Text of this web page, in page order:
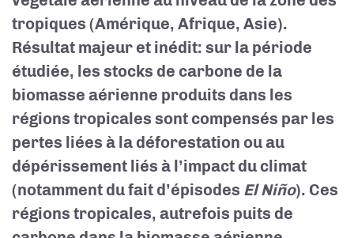
tropiques (Amérique, Afrique, Asie).
Résultat majeur et inédit: sur la période
étudiée, les stocks de carbone de la
biomasse aérienne produits dans les
régions tropicales sont compensés par les
pertes liées à la déforestation ou au
dépérissement liés à l’impact du climat
(notamment du fait d’épisodes El Niño). Ces
régions tropicales, autrefois puits de